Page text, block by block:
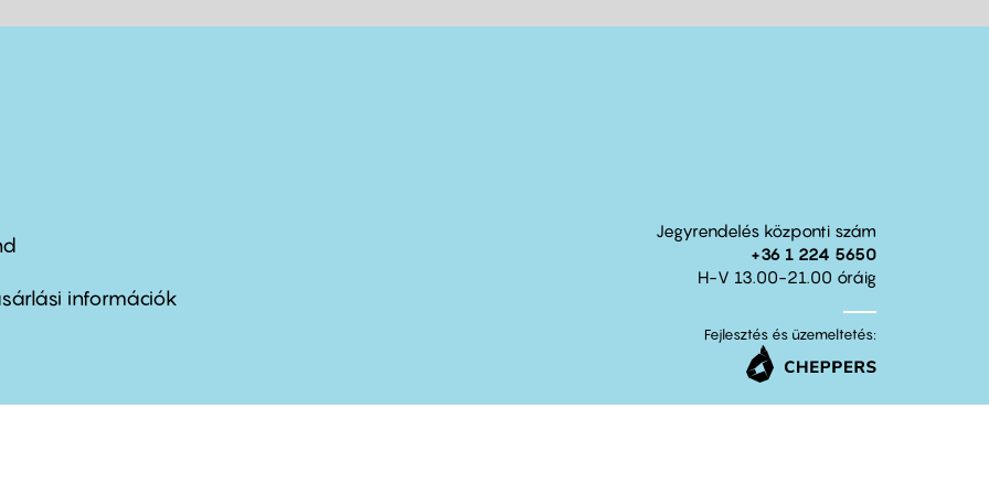
információk
Jegyrendelés központi szám
+36 1 224 5650
H-V 13.00-21.00 óráig
Fejlesztés és üzemeltetés: